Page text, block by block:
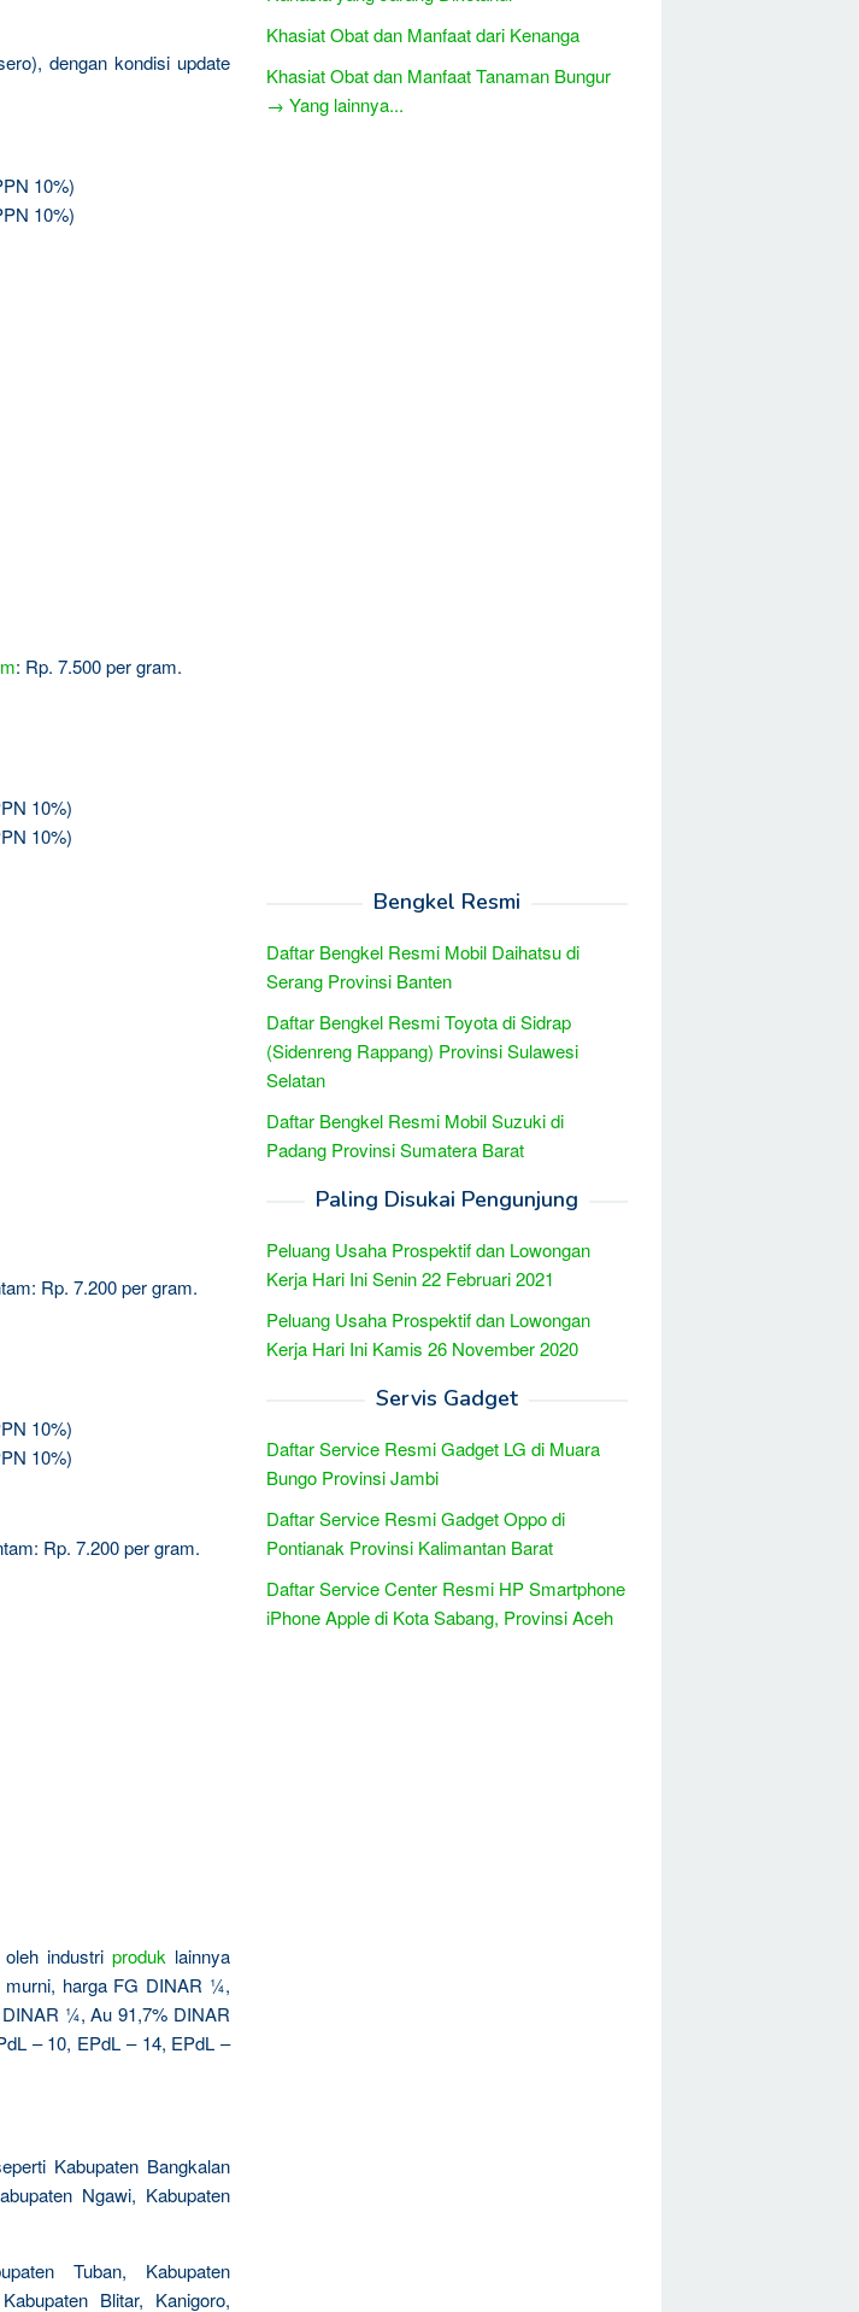
dengan kondisi update
10%)
10%)
: Rp. 7.500 per gram.
10%)
10%)
Rp. 7.200 per gram.
10%)
10%)
Rp. 7.200 per gram.
industri produk lainnya
murni, harga FG DINAR ¼,
¼, Au 91,7% DINAR
– 10, EPdL – 14, EPdL –
Kabupaten Bangkalan
Ngawi, Kabupaten
Tuban, Kabupaten
Blitar, Kanigoro,
Khasiat Obat dan Manfaat dari Kenanga
Khasiat Obat dan Manfaat Tanaman Bungur
→ Yang lainnya...
Bengkel Resmi
Daftar Bengkel Resmi Mobil Daihatsu di
Serang Provinsi Banten
Daftar Bengkel Resmi Toyota di Sidrap
(Sidenreng Rappang) Provinsi Sulawesi
Selatan
Daftar Bengkel Resmi Mobil Suzuki di
Padang Provinsi Sumatera Barat
Paling Disukai Pengunjung
Peluang Usaha Prospektif dan Lowongan
Kerja Hari Ini Senin 22 Februari 2021
Peluang Usaha Prospektif dan Lowongan
Kerja Hari Ini Kamis 26 November 2020
Servis Gadget
Daftar Service Resmi Gadget LG di Muara
Bungo Provinsi Jambi
Daftar Service Resmi Gadget Oppo di
Pontianak Provinsi Kalimantan Barat
Daftar Service Center Resmi HP Smartphone
iPhone Apple di Kota Sabang, Provinsi Aceh